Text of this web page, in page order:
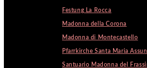
Festung La Rocca
Madonna della Corona
Madonna di Montecastello
Pfarrkirche Santa Maria
Santuario Madonna del